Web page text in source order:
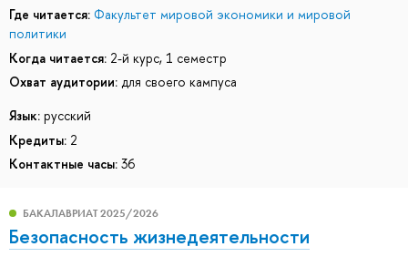
Где читается: Факультет мировой экономики и мировой
политики
Когда читается: 2-й курс, 1 семестр
Охват аудитории: для своего кампуса
Язык: русский
Кредиты: 2
Контактные часы: 36
БАКАЛАВРИАТ 2025/2026
Безопасность жизнедеятельности